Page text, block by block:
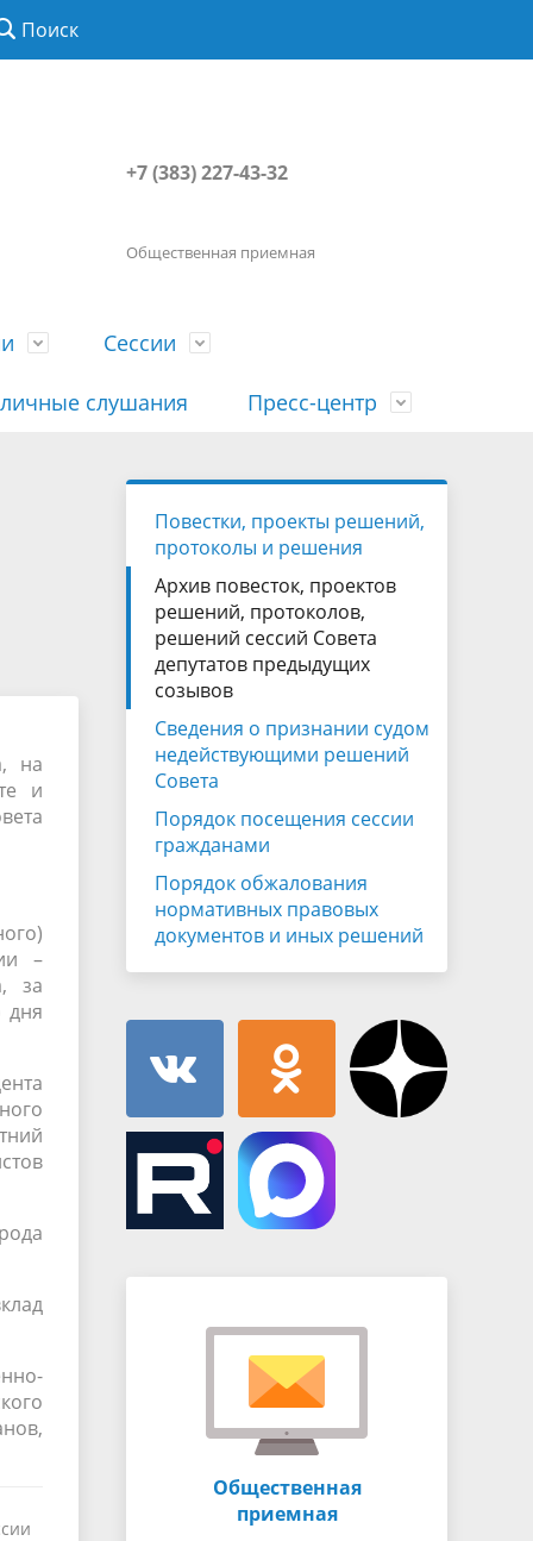
Поиск
+7 (383) 227-43-32
Общественная приемная
История
Муниципальная служба
Объявления
Сессии
Порядок посещения сессии
гражданами
Сведения о доходах, расходах, об
имуществе, обязательствах
имущественного характера
Информационные материалы
слушания Пресс-центр
Наша "Прямая линия"
на
и
–
за
дня
Повестки, проекты решений,
протоколы и решения
Архив повесток, проектов
решений, протоколов,
решений сессий Совета
депутатов предыдущих
созывов
Сведения о признании судом
недействующими решений
Совета
Порядок посещения сессии
гражданами
Порядок обжалования
нормативных правовых
документов и иных решений
Общественная
приемная